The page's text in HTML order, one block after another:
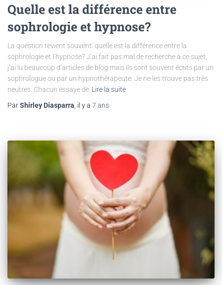
Quelle est la différence entre
sophrologie et hypnose?
La question revient souvent: quelle est la différence entre la
sophrologie et l’hypnose? J’ai fait pas mal de recherche à ce sujet,
j’ai lu beaucoup d’articles de blog mais ils sont souvent écrits par un
sophrologue ou par un hypnothérapeute. Je ne les trouve pas très
neutres. Chacun essaye de Lire la suite
ParShirley Diasparra , il y a 7 ans